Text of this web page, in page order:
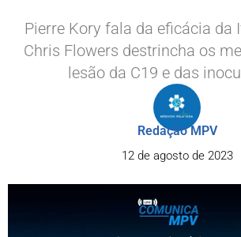
Pierre Kory fala da eficácia da
Chris Flowers destrincha os
lesão da C19 e das
Redação MPV
12 de agosto de 2023